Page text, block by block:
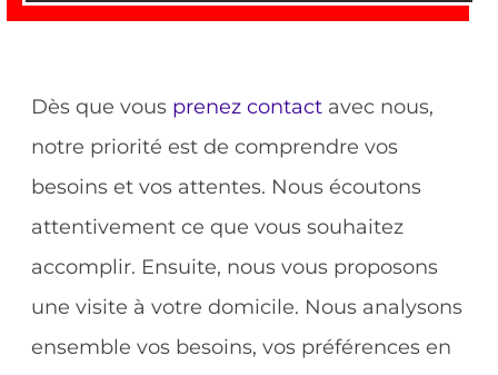
Dès que vous prenez contact avec nous,
notre priorité est de comprendre vos
besoins et vos attentes. Nous écoutons
attentivement ce que vous souhaitez
accomplir. Ensuite, nous vous proposons
une visite à votre domicile. Nous analysons
ensemble vos besoins, vos préférences en